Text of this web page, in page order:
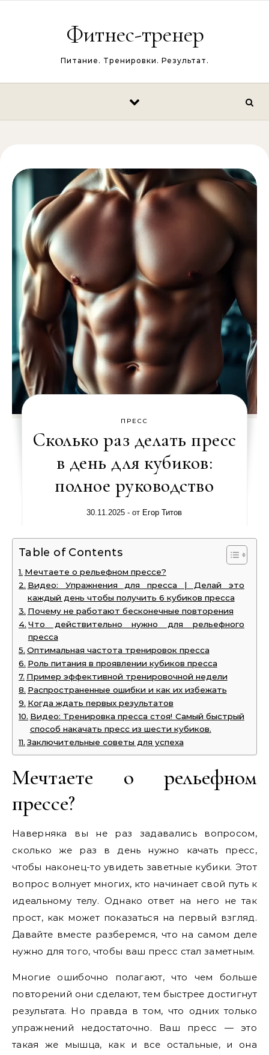
Фитнес-тренер
Питание. Тренировки. Результат.
ПРЕСС
Сколько раз делать пресс
в день для кубиков:
полное руководство
30.11.2025 - от Егор Титов
Table of Contents
Мечтаете о рельефном прессе?
Видео: Упражнения для пресса | Делай это
каждый день чтобы получить 6 кубиков пресса
Почему не работают бесконечные повторения
Что действительно нужно для рельефного
пресса
Оптимальная частота тренировок пресса
Роль питания в проявлении кубиков пресса
Пример эффективной тренировочной недели
Распространенные ошибки и как их избежать
Когда ждать первых результатов
Видео: Тренировка пресса стоя! Самый быстрый
способ накачать пресс из шести кубиков.
Заключительные советы для успеха
Мечтаете о рельефном
прессе?
Наверняка вы не раз задавались вопросом,
сколько же раз в день нужно качать пресс,
чтобы наконец-то увидеть заветные кубики. Этот
вопрос волнует многих, кто начинает свой путь к
идеальному телу. Однако ответ на него не так
прост, как может показаться на первый взгляд.
Давайте вместе разберемся, что на самом деле
нужно для того, чтобы ваш пресс стал заметным.
Многие ошибочно полагают, что чем больше
повторений они сделают, тем быстрее достигнут
результата. Но правда в том, что одних только
упражнений недостаточно. Ваш пресс — это
такая же мышца, как и все остальные, и она